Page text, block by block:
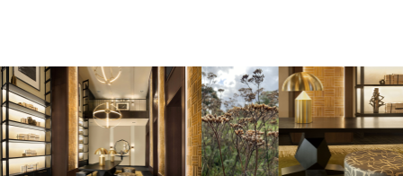
Image